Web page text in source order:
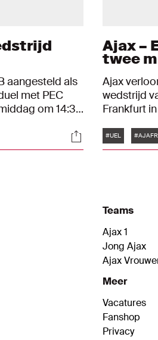
aangesteld als
met PEC
om 14:30
Socials
Ajax –
twee
Ajax
wedstrijd
Frankfurt
nederlaag
Tags
#UEL
Teams
Ajax 1
Jong Ajax
Ajax
Meer
Vacatures
Fanshop
Privacy